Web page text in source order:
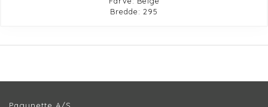
Bredde: 295